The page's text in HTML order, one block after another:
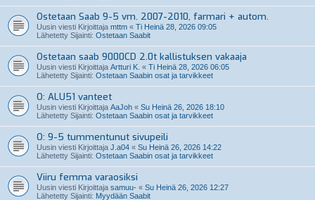
Ostetaan Saab 9-5 vm. 2007-2010, farmari + autom.
Uusin viesti Kirjoittaja mttm « Ti Heinä 28, 2026 09:05
Lähetetty Sijainti: Ostetaan Saabit
Ostetaan saab 9000CD 2.0t kallistuksen vakaaja
Uusin viesti Kirjoittaja Artturi K. « Ti Heinä 28, 2026 06:05
Lähetetty Sijainti: Ostetaan Saabin osat ja tarvikkeet
O: ALU51 vanteet
Uusin viesti Kirjoittaja AaJoh « Su Heinä 26, 2026 18:10
Lähetetty Sijainti: Ostetaan Saabin osat ja tarvikkeet
O: 9-5 tummentunut sivupeili
Uusin viesti Kirjoittaja J.a04 « Su Heinä 26, 2026 14:22
Lähetetty Sijainti: Ostetaan Saabin osat ja tarvikkeet
Viiru femma varaosiksi
Uusin viesti Kirjoittaja samuu- « Su Heinä 26, 2026 12:27
Lähetetty Sijainti: Myydään Saabit